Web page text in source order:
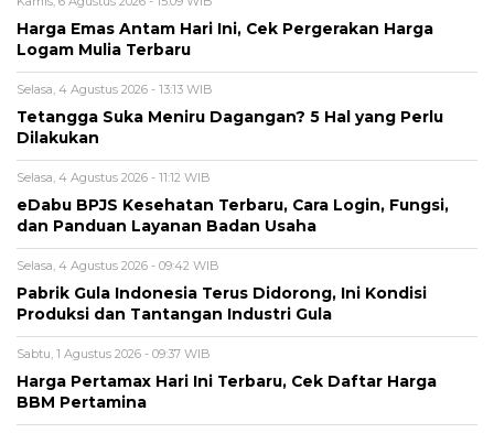
Harga Emas Antam Hari Ini, Cek Pergerakan Harga
Logam Mulia Terbaru
Selasa, 4 Agustus 2026 - 13:13 WIB
Tetangga Suka Meniru Dagangan? 5 Hal yang Perlu
Dilakukan
Selasa, 4 Agustus 2026 - 11:12 WIB
eDabu BPJS Kesehatan Terbaru, Cara Login, Fungsi,
dan Panduan Layanan Badan Usaha
Selasa, 4 Agustus 2026 - 09:42 WIB
Pabrik Gula Indonesia Terus Didorong, Ini Kondisi
Produksi dan Tantangan Industri Gula
Sabtu, 1 Agustus 2026 - 09:37 WIB
Harga Pertamax Hari Ini Terbaru, Cek Daftar Harga
BBM Pertamina